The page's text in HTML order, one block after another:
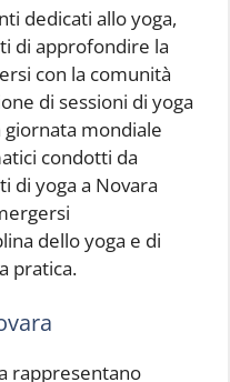
dedicati allo yoga,
di approfondire la
con la comunità
di sessioni di yoga
giornata mondiale
condotti da
di yoga a Novara
dello yoga e di
pratica.
rappresentano